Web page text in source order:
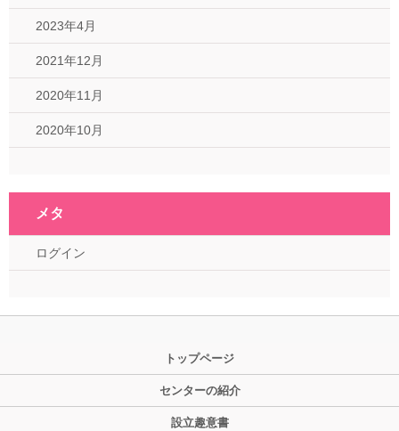
2023年4月
2021年12月
2020年11月
2020年10月
メタ
ログイン
トップページ
センターの紹介
設立趣意書